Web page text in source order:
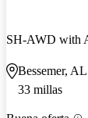
SH-AWD with
Bessemer, AL
33 millas